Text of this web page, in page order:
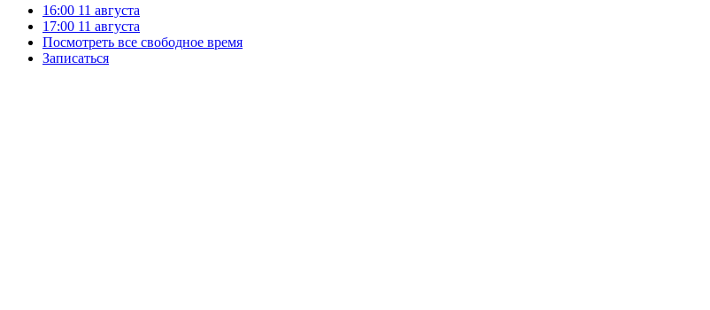
16:00 11 августа
17:00 11 августа
Посмотреть все свободное время
Записаться